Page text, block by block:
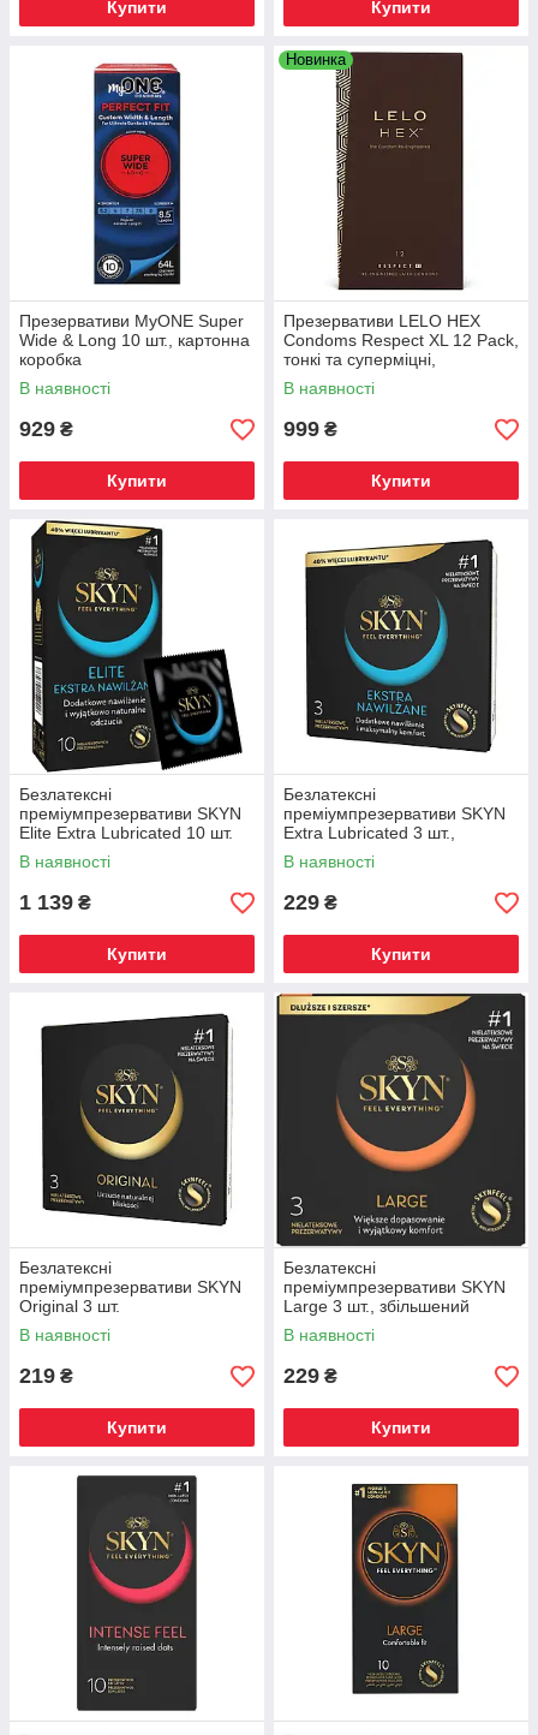
Купити Купити
Презервативи MyONE Super
Wide & Long 10 шт., картонна
коробка
В наявності
929 ₴
Купити
Новинка
Презервативи LELO HEX
Condoms Respect XL 12 Pack,
тонкі та суперміцні,
збільшений розмір, Київ
В наявності
999 ₴
Купити
Безлатексні
преміумпрезервативи SKYN
Elite Extra Lubricated 10 шт.
В наявності
1 139 ₴
Купити
Безлатексні
преміумпрезервативи SKYN
Extra Lubricated 3 шт.,
ультратонкі, на 40% більше
мастила
В наявності
229 ₴
Купити
Безлатексні
преміумпрезервативи SKYN
Original 3 шт.
В наявності
219 ₴
Купити
Безлатексні
преміумпрезервативи SKYN
Large 3 шт., збільшений
розмір
В наявності
229 ₴
Купити